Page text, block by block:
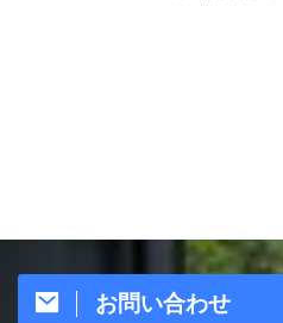
お問い合わせ